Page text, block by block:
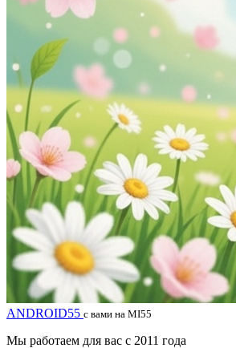
ANDROID55 с вами на MI55
Мы работаем для вас с 2011 года